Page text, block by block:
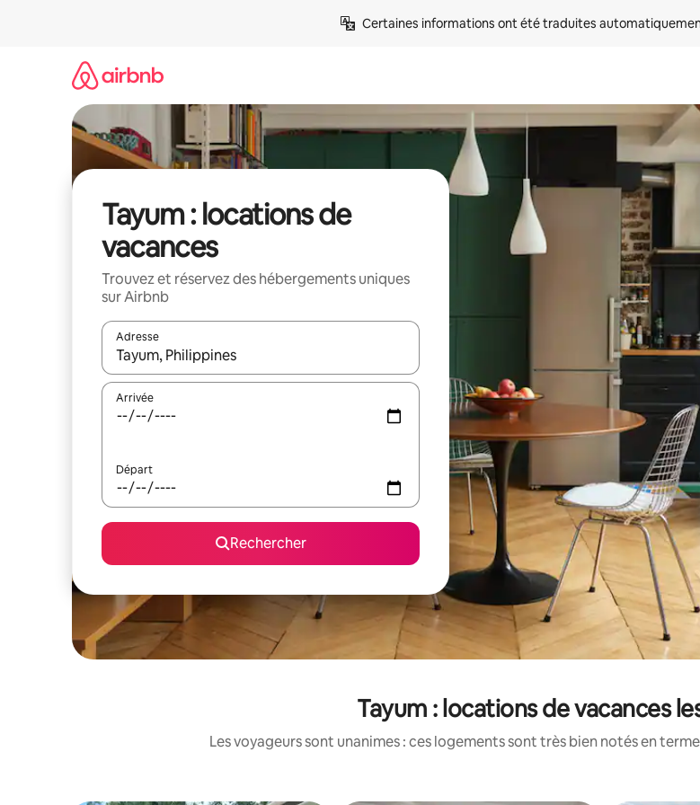
Certaines informations ont été traduites
Tayum : locations de
vacances
Trouvez et réservez des hébergements uniques
sur Airbnb
Adresse
Lorsque les résultats s'affichent, utilisez les flèches vers le haut et vers le bas pour les parcourir ou
Arrivée
Départ
Rechercher
Tayum : locations de vacances
Les voyageurs sont unanimes : ces logements sont très bien notés en